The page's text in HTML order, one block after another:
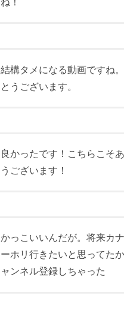
ね！
結構タメになる動画ですね
とうございます。
良かったです！こちらこそ
うございます！
かっこいいんだが。将来カ
ーホリ行きたいと思ってた
ャンネル登録しちゃった